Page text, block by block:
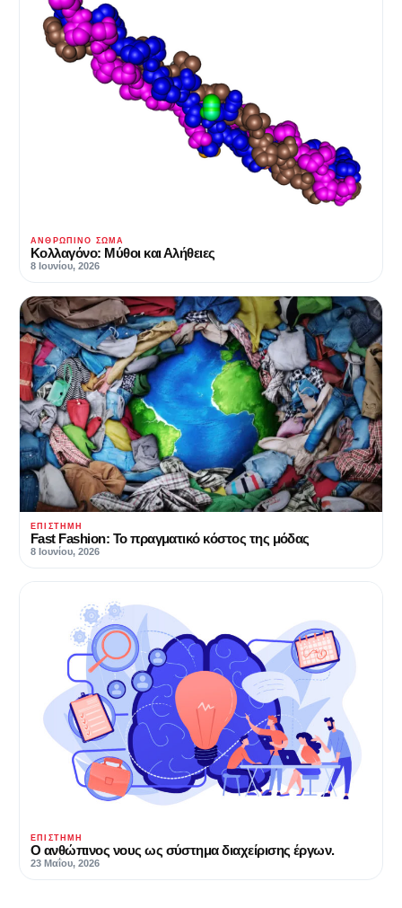
ΑΝΘΡΏΠΙΝΟ ΣΏΜΑ
Κολλαγόνο: Μύθοι και Αλήθειες
8 Ιουνίου, 2026
ΕΠΙΣΤΉΜΗ
Fast Fashion: Το πραγματικό κόστος της μόδας
8 Ιουνίου, 2026
ΕΠΙΣΤΉΜΗ
Ο ανθώπινος νους ως σύστημα διαχείρισης έργων.
23 Μαΐου, 2026